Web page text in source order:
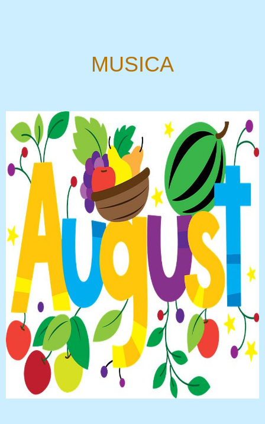
MUSICA